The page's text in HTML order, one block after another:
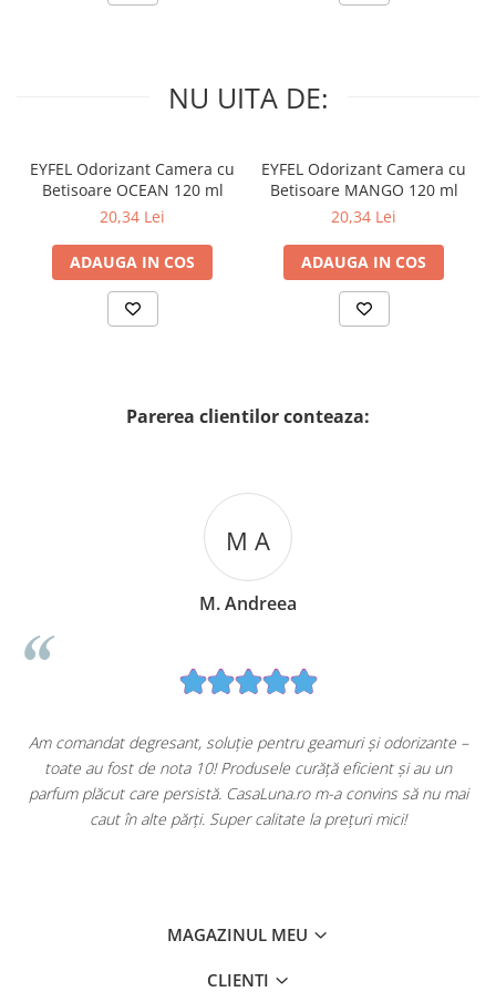
NU UITA DE:
EYFEL Odorizant Camera cu
Betisoare OCEAN 120 ml
20,34 Lei
ADAUGA IN COS
EYFEL Odorizant Camera cu
Betisoare MANGO 120 ml
20,34 Lei
ADAUGA IN COS
Parerea clientilor conteaza:
M A
M. Andreea
Am comandat degresant, soluție pentru geamuri și odorizante –
toate au fost de nota 10! Produsele curăță eficient și au un
parfum plăcut care persistă. CasaLuna.ro m-a convins să nu mai
caut în alte părți. Super calitate la prețuri mici!
MAGAZINUL MEU
CLIENTI